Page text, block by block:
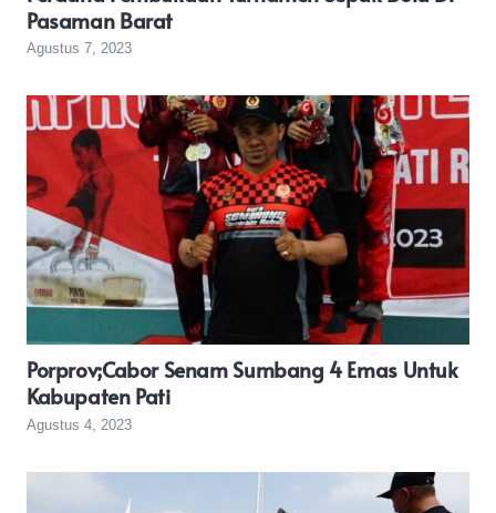
Pasaman Barat
Agustus 7, 2023
Porprov;Cabor Senam Sumbang 4 Emas Untuk
Kabupaten Pati
Agustus 4, 2023